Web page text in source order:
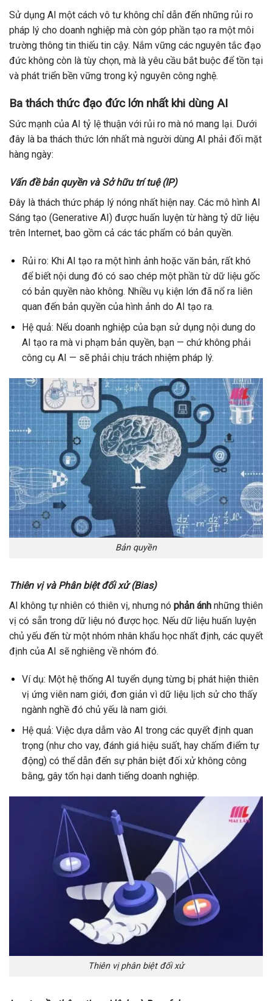
Sử dụng AI một cách vô tư không chỉ dẫn đến những rủi ro
pháp lý cho doanh nghiệp mà còn góp phần tạo ra một môi
trường thông tin thiếu tin cậy. Nắm vững các nguyên tắc đạo
đức không còn là tùy chọn, mà là yêu cầu bắt buộc để tồn tại
và phát triển bền vững trong kỷ nguyên công nghệ.
Ba thách thức đạo đức lớn nhất khi dùng AI
Sức mạnh của AI tỷ lệ thuận với rủi ro mà nó mang lại. Dưới
đây là ba thách thức lớn nhất mà người dùng AI phải đối mặt
hàng ngày:
Vấn đề bản quyền và Sở hữu trí tuệ (IP)
Đây là thách thức pháp lý nóng nhất hiện nay. Các mô hình AI
Sáng tạo (Generative AI) được huấn luyện từ hàng tỷ dữ liệu
trên Internet, bao gồm cả các tác phẩm có bản quyền.
Rủi ro: Khi AI tạo ra một hình ảnh hoặc văn bản, rất khó
để biết nội dung đó có sao chép một phần từ dữ liệu gốc
có bản quyền nào không. Nhiều vụ kiện lớn đã nổ ra liên
quan đến bản quyền của hình ảnh do AI tạo ra.
Hệ quả: Nếu doanh nghiệp của bạn sử dụng nội dung do
AI tạo ra mà vi phạm bản quyền, bạn — chứ không phải
công cụ AI — sẽ phải chịu trách nhiệm pháp lý.
Bản quyền
Thiên vị và Phân biệt đối xử (Bias)
AI không tự nhiên có thiên vị, nhưng nó phản ánh những thiên
vị có sẵn trong dữ liệu nó được học. Nếu dữ liệu huấn luyện
chủ yếu đến từ một nhóm nhân khẩu học nhất định, các quyết
định của AI sẽ nghiêng về nhóm đó.
Ví dụ: Một hệ thống AI tuyển dụng từng bị phát hiện thiên
vị ứng viên nam giới, đơn giản vì dữ liệu lịch sử cho thấy
ngành nghề đó chủ yếu là nam giới.
Hệ quả: Việc dựa dẫm vào AI trong các quyết định quan
trọng (như cho vay, đánh giá hiệu suất, hay chấm điểm tự
động) có thể dẫn đến sự phân biệt đối xử không công
bằng, gây tổn hại danh tiếng doanh nghiệp.
Thiên vị phân biệt đối xử